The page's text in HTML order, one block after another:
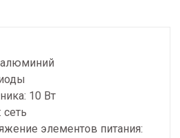
алюминий
10 Вт
элементов питания: